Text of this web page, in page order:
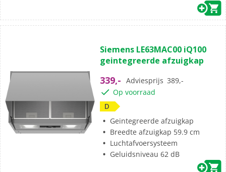
Siemens LE63MAC00 iQ100
geintegreerde afzuigkap
339,- Adviesprijs 389,-
Op voorraad
D
Geintegreerde afzuigkap
Breedte afzuigkap 59.9 cm
Luchtafvoersysteem
Geluidsniveau 62 dB